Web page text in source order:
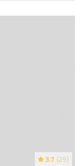
3.7 (29)